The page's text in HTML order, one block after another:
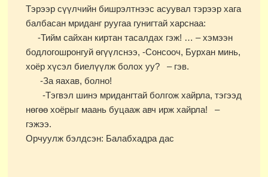
Тэрээр сүүлчийн бишрэлтнээс асуувал тэрээр хага
балбасан мриданг руугаа гунигтай харснаа:
-Тийм сайхан киртан тасалдах гэж! … – хэмээн
бодлогошронгуй өгүүлснээ, -Сонсооч, Бурхан минь,
хоёр хүсэл биелүүлж болох уу? – гэв.
-За яахав, болно!
-Тэгвэл шинэ мридангтай болгож хайрла, тэгээд
нөгөө хоёрыг маань буцааж авч ирж хайрла! –
гэжээ.
Орчуулж бэлдсэн: Балабхадра дас